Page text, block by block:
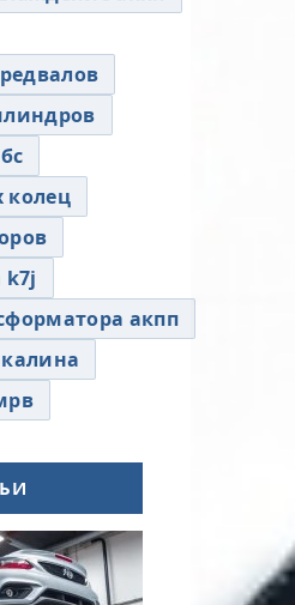
колец
k7j
акпп